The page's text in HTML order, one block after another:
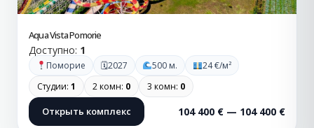
Aqua Vista Pomorie
Доступно: 1
Поморие 🗓2027 500 м.
24 €/м²
Студии: 1 2 комн: 0 3 комн: 0
Открыть комплекс 104 400 € — 104 400 €